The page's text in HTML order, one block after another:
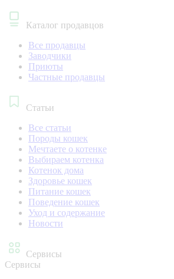
Каталог продавцов
Все продавцы
Заводчики
Приюты
Частные продавцы
Статьи
Все статьи
Породы кошек
Мечтаете о котенке
Выбираем котенка
Котенок дома
Здоровье кошек
Питание кошек
Поведение кошек
Уход и содержание
Новости
Сервисы
Сервисы